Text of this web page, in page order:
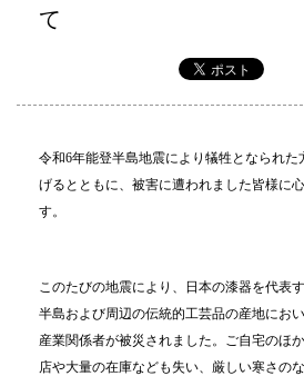
て
令和6年能登半島地震により犠牲となられ
げるとともに、被害に遭われました皆様に
す。
このたびの地震により、日本の漆器を代表
半島および周辺の伝統的工芸品の産地にお
産業関係者が被災されました。ご自宅のほ
店や大量の在庫なども失い、厳しい寒さの